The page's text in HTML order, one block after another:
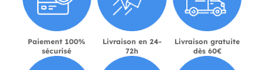
Paiement 100%
sécurisé
Livraison en 24-
72h
Livraison gratuite
dès 60€